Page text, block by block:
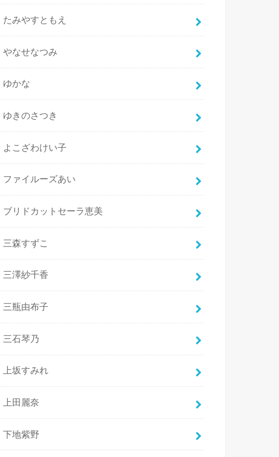
たみやすともえ
やなせなつみ
ゆかな
ゆきのさつき
よこざわけい子
ファイルーズあい
ブリドカットセーラ恵美
三森すずこ
三澤紗千香
三瓶由布子
三石琴乃
上坂すみれ
上田麗奈
下地紫野